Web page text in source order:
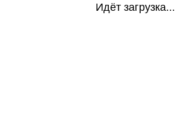
Идёт загрузка...